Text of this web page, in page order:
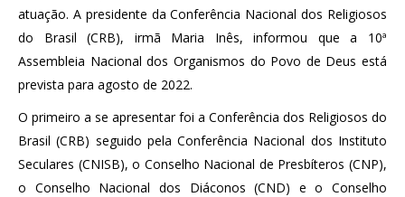
atuação. A presidente da Conferência Nacional dos Religiosos
do Brasil (CRB), irmã Maria Inês, informou que a 10ª
Assembleia Nacional dos Organismos do Povo de Deus está
prevista para agosto de 2022.
O primeiro a se apresentar foi a Conferência dos Religiosos do
Brasil (CRB) seguido pela Conferência Nacional dos Instituto
Seculares (CNISB), o Conselho Nacional de Presbíteros (CNP),
o Conselho Nacional dos Diáconos (CND) e o Conselho